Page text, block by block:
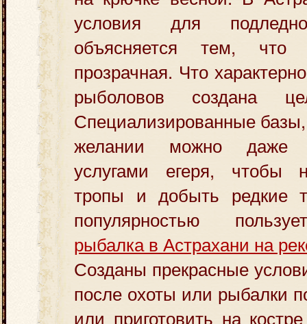
условия для
объясняется тем,
прозрачная. Что
рыболовов создана
Специализированные
желании можно даже
услугами егеря, чтобы
тропы и добыть редкие
популярностью
рыбалка в Астрахани на
Созданы прекрасные
после охоты или рыбалки
или приготовить на